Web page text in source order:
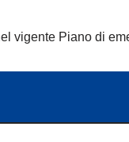
vigente Piano di